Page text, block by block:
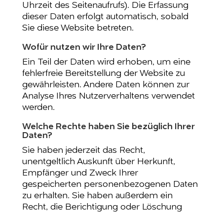
Uhrzeit des Seitenaufrufs). Die Erfassung
dieser Daten erfolgt automatisch, sobald
Sie diese Website betreten.
Wofür nutzen wir Ihre Daten?
Ein Teil der Daten wird erhoben, um eine
fehlerfreie Bereitstellung der Website zu
gewährleisten. Andere Daten können zur
Analyse Ihres Nutzerverhaltens verwendet
werden.
Welche Rechte haben Sie bezüglich Ihrer
Daten?
Sie haben jederzeit das Recht,
unentgeltlich Auskunft über Herkunft,
Empfänger und Zweck Ihrer
gespeicherten personenbezogenen Daten
zu erhalten. Sie haben außerdem ein
Recht, die Berichtigung oder Löschung